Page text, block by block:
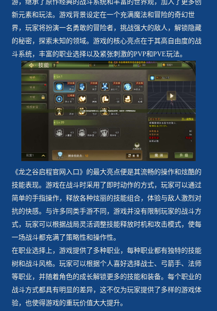
游，继承了原作经典的战斗系统和丰富的世界观，加入了更多创
新元素和玩法。游戏背景设定在一个充满魔法和冒险的奇幻世
界，玩家将扮演一名勇敢的冒险者，挑战强大的敌人，解锁隐藏
的秘密，探索未知的领域。游戏的核心亮点在于其高自由度的战
斗系统，丰富的职业选择以及紧张刺激的PVP和PVE玩法。
《龙之谷启程官网入口》的最大亮点便是其流畅的操作和炫酷的
技能表现。游戏在战斗时采用了即时动作的方式，玩家可以通过
简单的手指操作，释放各种炫丽的技能组合，体验与敌人激烈对
抗的快感。与许多同类手游不同，游戏并没有限制玩家的战斗方
式，玩家可以根据战局灵活调整技能释放时机和攻击模式，使每
一场战斗都充满了策略性和操作性。
在职业选择上，游戏提供了多种职业，每种职业都有独特的技能
树和战斗风格。玩家可以根据个人喜好选择战士、弓箭手、法师
等职业，并随着角色的成长解锁更多的技能和装备。每个职业的
战斗方式都具有明显的差异，这不仅为玩家提供了多样的游戏体
验，也使得游戏的重玩价值大大提升。